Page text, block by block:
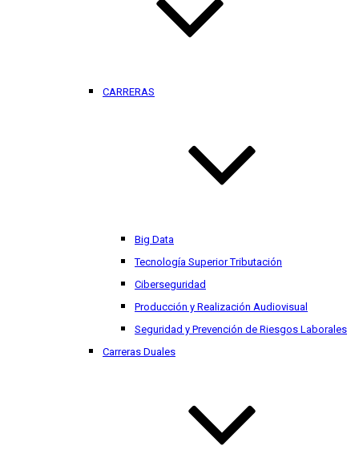
CARRERAS
Big Data
Tecnología Superior Tributación
Ciberseguridad
Producción y Realización Audiovisual
Seguridad y Prevención de Riesgos Laborales
Carreras Duales